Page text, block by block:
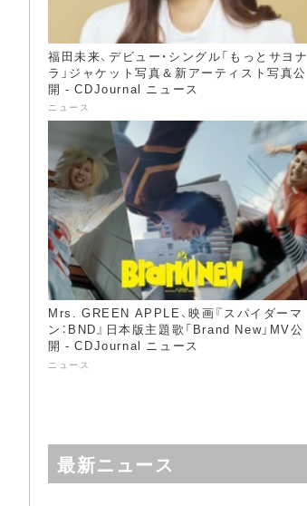
福田未来、デビュー・シングル「もっとサヨナ
ラ」ジャケット写真＆新アーティスト写真公
開 - CDJournal ニュース
ニュース
Mrs. GREEN APPLE、映画『スパイダーマ
ン：BND』日本版主題歌「Brand New」MV公
開 - CDJournal ニュース
ニュース
最新ニュース